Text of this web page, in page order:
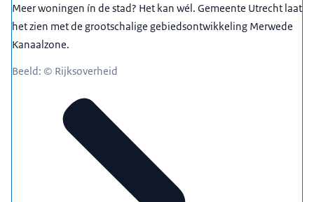
Meer woningen ín de stad? Het kan wél. Gemeente Utrecht laat
het zien met de grootschalige gebiedsontwikkeling Merwede
Kanaalzone.
Beeld: © Rijksoverheid